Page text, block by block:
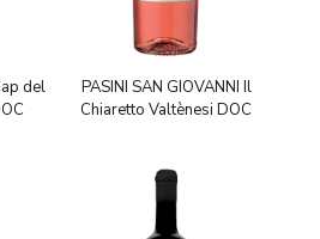
del
PASINI SAN GIOVANNI Il
Chiaretto Valtènesi DOC